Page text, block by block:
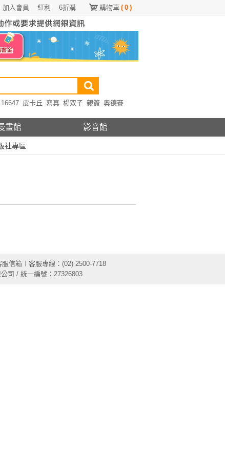
購物車 ( 0 )
6折購
紅利
加入會員
16647 皮卡丘 寫真 楊双子 親簽 奧德賽
畫館 影音館
社專區
服信箱︱客服專線：(02) 2500-7718
司 / 統一編號：27326803